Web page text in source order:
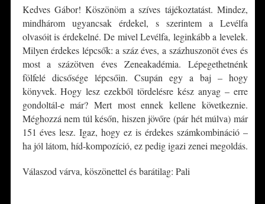
Kedves Gábor! Köszönöm a szíves tájékoztatást. Mindez,
mindhárom ugyancsak érdekel, s szerintem a Levélfa
olvasóit is érdekelné. De mivel Levélfa, leginkább a levelek.
Milyen érdekes lépcsők: a száz éves, a százhuszonöt éves és
most a százötven éves Zeneakadémia. Lépegethetnénk
fölfelé dicsősége lépcsőin. Csupán egy a baj – hogy
könyvek. Hogy lesz ezekből tördelésre kész anyag – erre
gondoltál-e már? Mert most ennek kellene következnie.
Méghozzá nem túl későn, hiszen jövőre (pár hét múlva) már
151 éves lesz. Igaz, hogy ez is érdekes számkombináció –
ha jól látom, híd-kompozíció, ez pedig igazi zenei megoldás.
Válaszod várva, köszönettel és barátilag: Pali